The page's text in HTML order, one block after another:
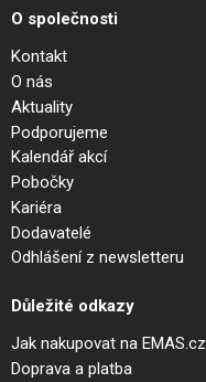
O společnosti
Kontakt
O nás
Aktuality
Podporujeme
Kalendář akcí
Pobočky
Kariéra
Dodavatelé
Odhlášení z newsletteru
Důležité odkazy
Jak nakupovat na EMAS.cz
Doprava a platba